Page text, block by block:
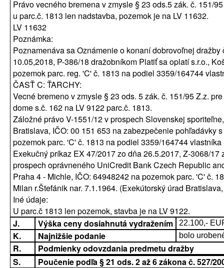
Právo vecného bremena v zmysle § 23 ods.5 zák. č. 151/
u parc.č. 1813 len nadstavba, pozemok je na LV 11632.
LV 11632
Poznámka:
Poznamenáva sa Oznámenie o konaní dobrovoľnej
10.05,2018, P-386/18 dražobníkom Platiť sa oplatí s.r.o.,
pozemok parc. reg. 'C' č. 1813 na podiel 3359/164744
ČASŤ C: ŤARCHY:
Vecné bremeno v zmysle § 23 ods. 5 zák. č. 151/95 Z.z.
dome s.č. 162 na LV 9122 parc.č. 1813.
Záložné právo V-1551/12 v prospech Slovenskej
Bratislava, IČO: 00 151 653 na zabezpečenie pohľadávky
pozemok parc. 'C' č. 1813 na podiel 3359/164744
Exekučný príkaz EX 47/2017 zo dňa 26.5.2017, Z-3068/
prospech oprávneného UniCredit Bank Czech Republic
Praha 4 - Michle, IČO: 64948242 na pozemok parc. 'C' č.
Milan r.Štefánik nar. 7.1.1964. (Exekútorský úrad
Iné údaje:
U parc.č 1813 len pozemok, stavba je na LV 9122.
J.
Výška ceny dosiahnutá vydražením 22.100,-
K. Najnižšie podanie bolo
R.
Podmienky odovzdania predmetu dražby
S.
Poučenie podľa § 21 ods. 2 až 6 zákona č. 527/